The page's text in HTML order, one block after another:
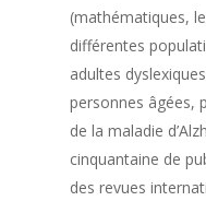
(mathématiques,
différentes
adultes
personnes âgées,
de la maladie
cinquantaine de
des revues